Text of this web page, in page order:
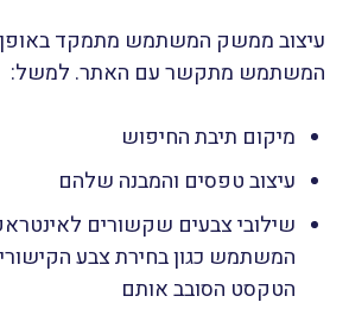
עיצוב ממשק המשתמש מתמקד באופן
המשתמש מתקשר עם האתר. למשל:
מיקום תיבת החיפוש
עיצוב טפסים והמבנה שלהם
שילובי צבעים שקשורים
המשתמש כגון בחירת צבע
הטקסט הסובב אותם